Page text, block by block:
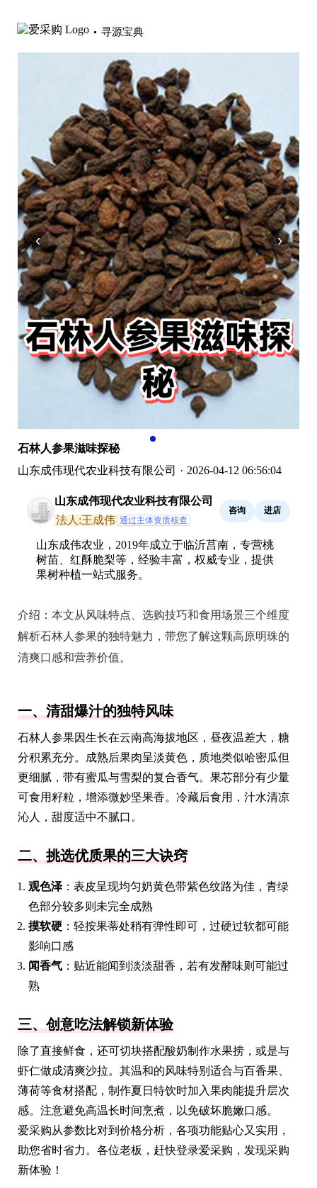
寻源宝典
‹ ›
石林人参果滋味探秘
山东成伟现代农业科技有限公司 · 2026-04-12 06:56:04
山东成伟现代农业科技有限公司
法人:王成伟 通过主体资质核查
咨询 进店
山东成伟农业，2019年成立于临沂莒南，专营桃
树苗、红酥脆梨等，经验丰富，权威专业，提供
果树种植一站式服务。
介绍： 本文从风味特点、选购技巧和食用场景三个维度
解析石林人参果的独特魅力，带您了解这颗高原明珠的
清爽口感和营养价值。
一、清甜爆汁的独特风味
石林人参果因生长在云南高海拔地区，昼夜温差大，糖
分积累充分。成熟后果肉呈淡黄色，质地类似哈密瓜但
更细腻，带有蜜瓜与雪梨的复合香气。果芯部分有少量
可食用籽粒，增添微妙坚果香。冷藏后食用，汁水清凉
沁人，甜度适中不腻口。
二、挑选优质果的三大诀窍
观色泽：表皮呈现均匀奶黄色带紫色纹路为佳，青绿
色部分较多则未完全成熟
摸软硬 ：轻按果蒂处稍有弹性即可，过硬过软都可能
影响口感
闻香气 ：贴近能闻到淡淡甜香，若有发酵味则可能过
熟
三、创意吃法解锁新体验
除了直接鲜食，还可切块搭配酸奶制作水果捞，或是与
虾仁做成清爽沙拉。其温和的风味特别适合与百香果、
薄荷等食材搭配，制作夏日特饮时加入果肉能提升层次
感。注意避免高温长时间烹煮，以免破坏脆嫩口感。
爱采购从参数比对到价格分析，各项功能贴心又实用，
助您省时省力。各位老板，赶快登录爱采购，发现采购
新体验！